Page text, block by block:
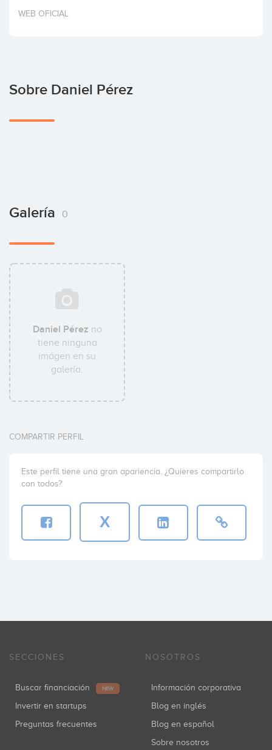
Invertir
WEB OFICIAL
Sobre Daniel Pérez
Galería 0
Daniel Pérez no
tiene ninguna
imágen en su
galería.
COMPARTIR PERFIL
Este perfil tiene una gran apariencia. ¿Quieres compartirlo
con todos?
X
SECCIONES
Buscar financiación NEW
Invertir en startups
Preguntas frecuentes
NOSOTROS
Información corporativa
Blog en inglés
Blog en español
Sobre nosotros